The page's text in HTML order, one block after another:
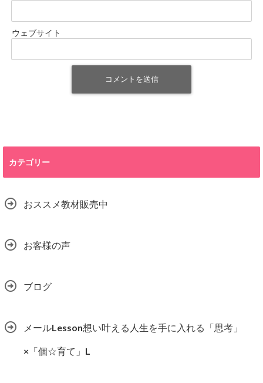
ウェブサイト
カテゴリー
おススメ教材販売中
お客様の声
ブログ
メールLesson想い叶える人生を手に入れる「思考」
×「個☆育て」L